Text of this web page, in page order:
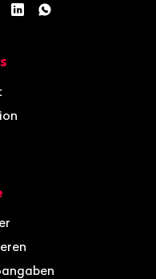
LinkedInWhatsApp